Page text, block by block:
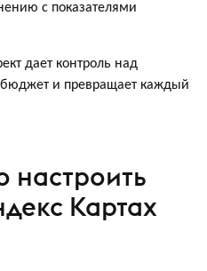
с показателями
дает контроль над
бюджет и превращает каждый
настроить
Картах